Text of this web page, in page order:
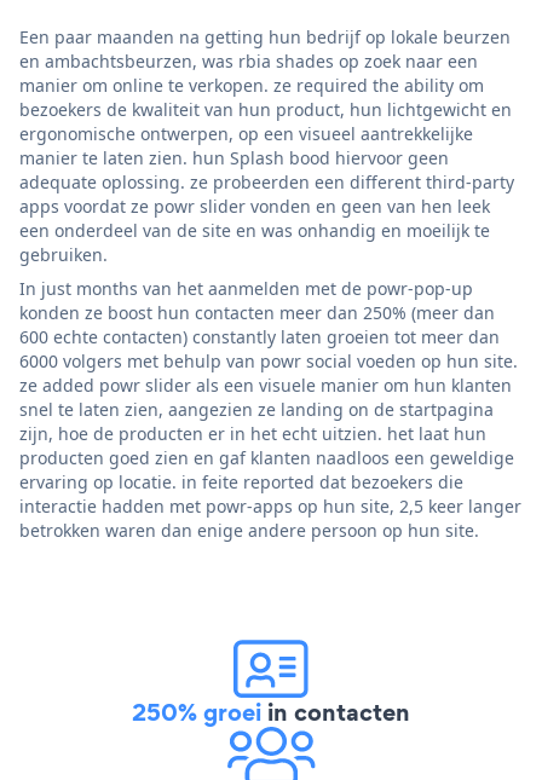
Een paar maanden na getting hun bedrijf op lokale beurzen
en ambachtsbeurzen, was rbia shades op zoek naar een
manier om online te verkopen. ze required the ability om
bezoekers de kwaliteit van hun product, hun lichtgewicht en
ergonomische ontwerpen, op een visueel aantrekkelijke
manier te laten zien. hun Splash bood hiervoor geen
adequate oplossing. ze probeerden een different third-party
apps voordat ze powr slider vonden en geen van hen leek
een onderdeel van de site en was onhandig en moeilijk te
gebruiken.
In just months van het aanmelden met de powr-pop-up
konden ze boost hun contacten meer dan 250% (meer dan
600 echte contacten) constantly laten groeien tot meer dan
6000 volgers met behulp van powr social voeden op hun site.
ze added powr slider als een visuele manier om hun klanten
snel te laten zien, aangezien ze landing on de startpagina
zijn, hoe de producten er in het echt uitzien. het laat hun
producten goed zien en gaf klanten naadloos een geweldige
ervaring op locatie. in feite reported dat bezoekers die
interactie hadden met powr-apps op hun site, 2,5 keer langer
betrokken waren dan enige andere persoon op hun site.
250% groei in contacten